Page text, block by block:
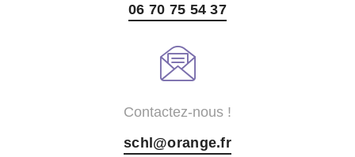
06 70 75 54 37
Contactez-nous !
schl@orange.fr